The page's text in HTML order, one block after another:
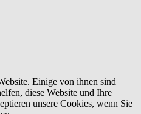
Einige von ihnen sind
diese Website und Ihre
unsere Cookies, wenn Sie